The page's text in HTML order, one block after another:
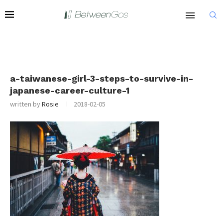
a-taiwanese-girl-3-steps-to-survive-in-
japanese-career-culture-1
written byRosie 2018-02-05